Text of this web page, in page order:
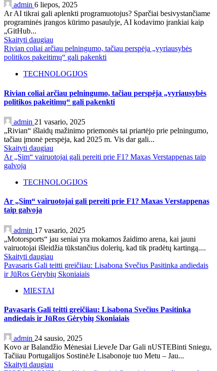
admin 6 liepos, 2025
Ar AI tikrai gali aplenkti programuotojus? Sparčiai besivystančiame
programinės įrangos kūrimo pasaulyje, AI kodavimo įrankiai kaip
„GitHub...
Skaityti daugiau
Rivian coliai arčiau pelningumo, tačiau perspėja „vyriausybės
politikos pakeitimų“ gali pakenkti
TECHNOLOGIJOS
Rivian coliai arčiau pelningumo, tačiau perspėja „vyriausybės
politikos pakeitimų“ gali pakenkti
admin 21 vasario, 2025
„Rivian“ išlaidų mažinimo priemonės tai priartėjo prie pelningumo,
tačiau įmonė perspėja, kad 2025 m. Vis dar gali...
Skaityti daugiau
Ar „Sim“ vairuotojai gali pereiti prie F1? Maxas Verstappenas taip
galvoja
TECHNOLOGIJOS
Ar „Sim“ vairuotojai gali pereiti prie F1? Maxas Verstappenas
taip galvoja
admin 17 vasario, 2025
„Motorsports“ jau seniai yra mokamos žaidimo arena, kai jauni
vairuotojai išleidžia tūkstančius dolerių, kad tik pradėtų kartingą....
Skaityti daugiau
Pavasaris Gali teitti greičiiau: Lisabona Svečius Pasitinka andiedais
ir JūRos Gėrybių Skoniaiais
MIESTAI
Pavasaris Gali teitti greičiiau: Lisabona Svečius Pasitinka
andiedais ir JūRos Gėrybių Skoniaiais
admin 24 sausio, 2025
Kovo ar Balandžio Mėnesiai LieveJe Dar Gali nUSTEBinti Sniegu,
Tačiiau Portugalijos SostinėJe Lisabonoje tuo Metu – Jau...
Skaityti daugiau